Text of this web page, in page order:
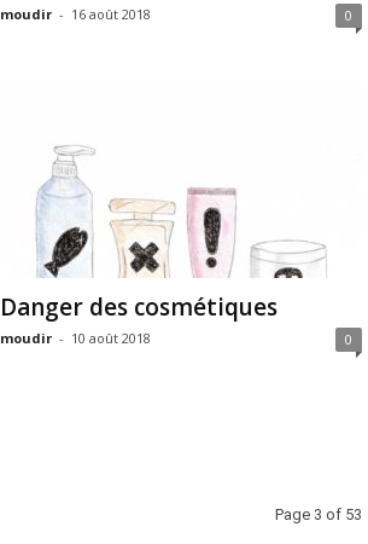
moudir - 16 août 2018 0
Danger des cosmétiques
moudir - 10 août 2018 0
Page 3 of 53